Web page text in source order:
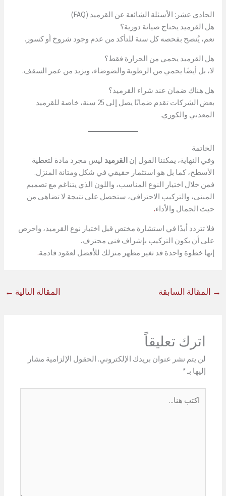
الحادي عشر: الأسئلة الشائعة عن القرميد (FAQ)
هل القرميد يحتاج صيانة دورية؟
نعم، يُنصح بفحصه كل سنة للتأكد من عدم وجود شروخ أو كسور.
هل القرميد يحمي من الحرارة فقط؟
لا، بل أيضًا يحمي من الرطوبة والضوضاء، ويزيد من عمر السقف.
هل هناك ضمان عند شراء القرميد؟
بعض الشركات تقدم ضمانًا يصل إلى 25 سنة، خاصة للقرميد
المعدني والكوري.
الخاتمة
وفي النهاية، يمكننا القول إنالقرميد ليس مجرد مادة لتغطية
الأسطح، كما بل هو استثمار حقيقي في شكل ومتانة المنزل.
فمن خلال اختيار النوع المناسب، واللون الذي يتناغم مع تصميم
المبنى، والتركيب الاحترافي، ستحصل على نتيجة لا تضاهى من
حيث الجمال والأداء.
فلا تتردد أبدًا في استشارة مختص قبل اختيار نوع القرميد، واحرص
على أن يكون التركيب بإشراف فني محترف.
إنها خطوة واحدة قد تغير مظهر منزلك للأفضل لعقود قادمة.
→ المقالة السابقة المقالة التالية ←
اترك تعليقاً
لن يتم نشر عنوان بريدك الإلكتروني. الحقول الإلزامية مشار
إليها بـ *
هنا...